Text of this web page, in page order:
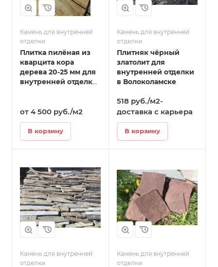
Камень для внутренней
отделки
Плитка пилёная из
кварцита кора
дерева 20-25 мм для
внутренней отделки
от 4 500 руб./м2
В корзину
Камень для внутренней
отделки
Плитняк чёрный
златолит для
внутренней отделки
в Волоколамске
518 руб./м2-
доставка с карьера
В корзину
Камень для внутренней
отделки
Камень для внутренней
отделки